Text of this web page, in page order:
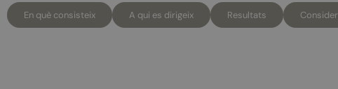
En què consisteix A qui es dirigeix Resultats